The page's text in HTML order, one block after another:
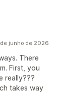
junho de 2026
There
First, you
really???
takes way